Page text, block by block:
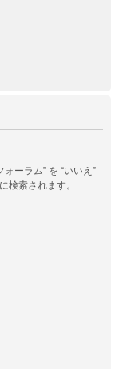
ーラム” を “いいえ”
検索されます。